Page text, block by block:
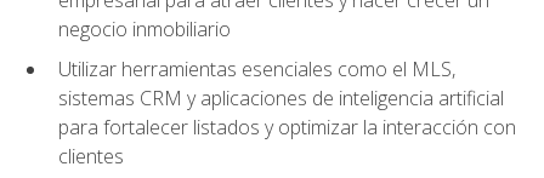
negocio inmobiliario
Utilizar herramientas esenciales como el MLS,
sistemas CRM y aplicaciones de inteligencia artificial
para fortalecer listados y optimizar la interacción con
clientes